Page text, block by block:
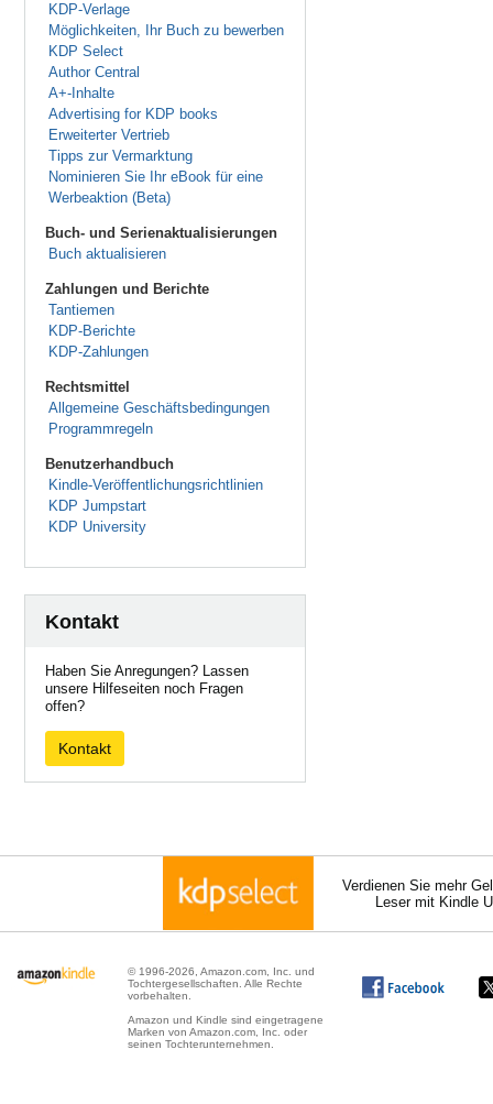
KDP-Verlage
Möglichkeiten, Ihr Buch zu bewerben
KDP Select
Author Central
A+-Inhalte
Advertising for KDP books
Erweiterter Vertrieb
Tipps zur Vermarktung
Nominieren Sie Ihr eBook für eine
Werbeaktion (Beta)
Buch- und Serienaktualisierungen
Buch aktualisieren
Zahlungen und Berichte
Tantiemen
KDP-Berichte
KDP-Zahlungen
Rechtsmittel
Allgemeine Geschäftsbedingungen
Programmregeln
Benutzerhandbuch
Kindle-Veröffentlichungsrichtlinien
KDP Jumpstart
KDP University
Kontakt
Haben Sie Anregungen? Lassen
unsere Hilfeseiten noch Fragen
offen?
Kontakt
Verdienen Sie mehr
Leser mit Kindle
© 1996-2026, Amazon.com, Inc. und
Tochtergesellschaften. Alle Rechte
vorbehalten.
Amazon und Kindle sind eingetragene
Marken von Amazon.com, Inc. oder
seinen Tochterunternehmen.